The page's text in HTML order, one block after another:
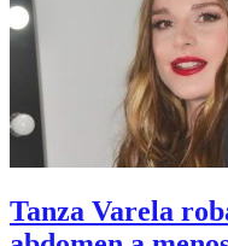
Tanza Varela